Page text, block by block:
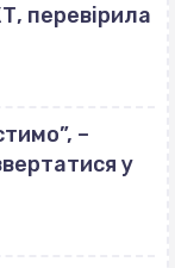
перевірила
–
у